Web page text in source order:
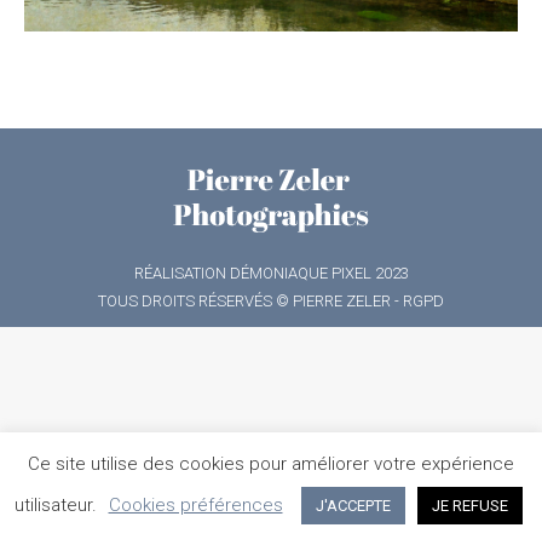
RÉALISATION DÉMONIAQUE PIXEL2023
TOUS DROITS RÉSERVÉS © PIERRE ZELER - RGPD
Ce site utilise des cookies pour améliorer votre expérience
utilisateur.
Cookies préférences J'ACCEPTE JE REFUSE